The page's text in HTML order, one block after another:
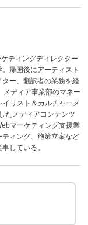
ティングディレクター
帰国後にアーティスト
ー、翻訳者の業務を経
ディア事業部のマネー
リスト＆カルチャーメ
たメディアコンテンツ
マーケティング支援業
ィング、施策立案など
している。